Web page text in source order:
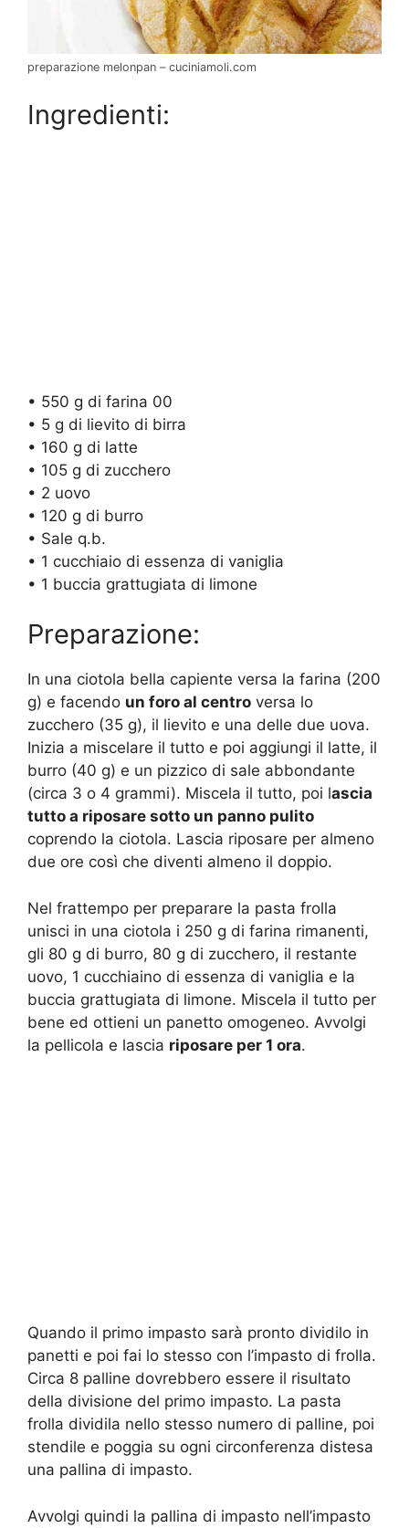
preparazione melonpan – cuciniamoli.com
Ingredienti:
• 550 g di farina 00
• 5 g di lievito di birra
• 160 g di latte
• 105 g di zucchero
• 2 uovo
• 120 g di burro
• Sale q.b.
• 1 cucchiaio di essenza di vaniglia
• 1 buccia grattugiata di limone
Preparazione:
In una ciotola bella capiente versa la farina (200
g) e facendo un foro al centro versa lo
zucchero (35 g), il lievito e una delle due uova.
Inizia a miscelare il tutto e poi aggiungi il latte, il
burro (40 g) e un pizzico di sale abbondante
(circa 3 o 4 grammi). Miscela il tutto, poi lascia
tutto a riposare sotto un panno pulito
coprendo la ciotola. Lascia riposare per almeno
due ore così che diventi almeno il doppio.
Nel frattempo per preparare la pasta frolla
unisci in una ciotola i 250 g di farina rimanenti,
gli 80 g di burro, 80 g di zucchero, il restante
uovo, 1 cucchiaino di essenza di vaniglia e la
buccia grattugiata di limone. Miscela il tutto per
bene ed ottieni un panetto omogeneo. Avvolgi
la pellicola e lascia riposare per 1 ora.
Quando il primo impasto sarà pronto dividilo in
panetti e poi fai lo stesso con l’impasto di frolla.
Circa 8 palline dovrebbero essere il risultato
della divisione del primo impasto. La pasta
frolla dividila nello stesso numero di palline, poi
stendile e poggia su ogni circonferenza distesa
una pallina di impasto.
Avvolgi quindi la pallina di impasto nell’impasto